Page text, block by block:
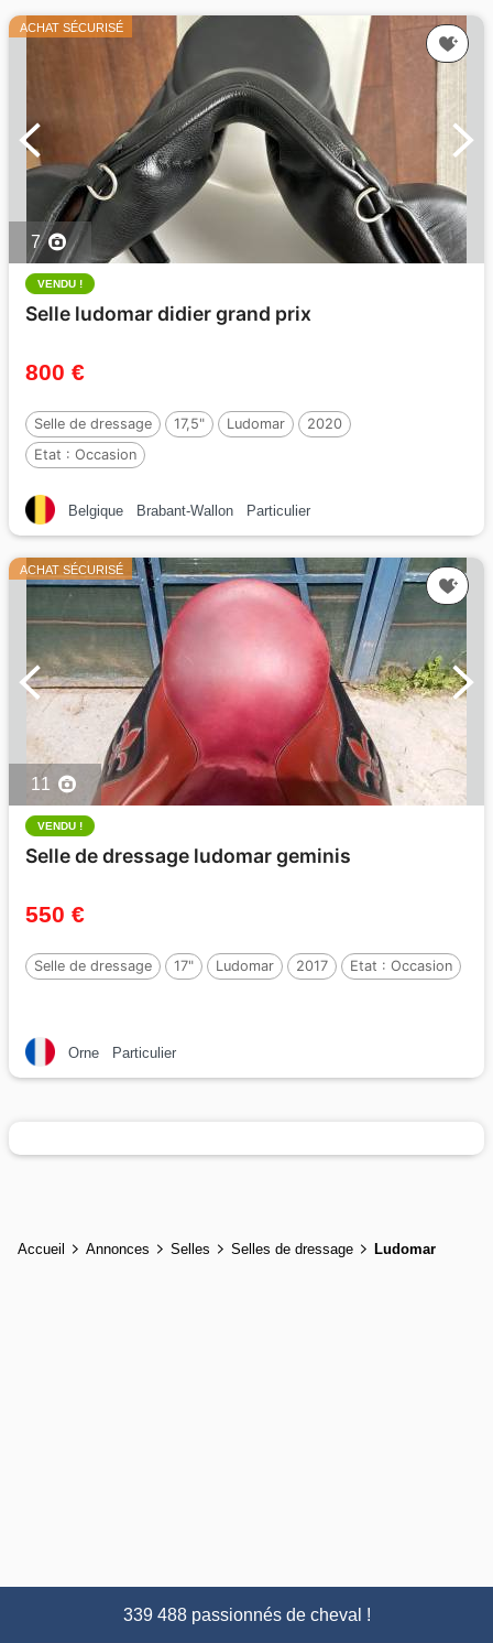
ACHAT SÉCURISÉ
7
VENDU !
Selle ludomar didier grand prix
800 €
Selle de dressage 17,5" Ludomar
2020
Etat : Occasion
Belgique Brabant-Wallon Particulier
ACHAT SÉCURISÉ
11
VENDU !
Selle de dressage ludomar geminis
550 €
Selle de dressage 17" Ludomar 2017 Etat : Occasion
Orne Particulier
Accueil Annonces Selles Selles de dressage Ludomar
339 488 passionnés de cheval !